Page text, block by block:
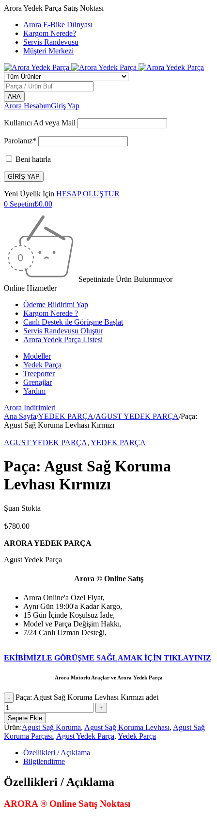
Arora Yedek Parça Satış Noktası
Arora E-Bike Dünyası
Kargom Nerede?
Servis Randevusu
Müşteri Merkezi
Arora HesabımGiriş Yap
Kullanıcı Ad veya Mail
Parolanız*
Beni hatırla
Yeni Üyelik İçin HESAP OLUŞTUR
0 Sepetim₺0.00
Sepetinizde Ürün Bulunmuyor
Online Hizmetler
Ödeme Bildirimi Yap
Kargom Nerede ?
Canlı Destek ile Görüşme Başlat
Servis Randevusu Oluştur
Arora Yedek Parça Listesi
Modeller
Yedek Parça
Treeporter
Grenajlar
Yardım
Arora İndirimleri
Ana Sayfa/YEDEK PARÇA/AGUST YEDEK PARÇA/Paça:
Agust Sağ Koruma Levhası Kırmızı
AGUST YEDEK PARÇA, YEDEK PARÇA
Paça: Agust Sağ Koruma
Levhası Kırmızı
Şuan Stokta
₺780.00
ARORA YEDEK PARÇA
Agust Yedek Parça
Arora © Online Satış
Arora Online'a Özel Fiyat,
Aynı Gün 19:00'a Kadar Kargo,
15 Gün İçinde Koşulsuz İade,
Model ve Parça Değişim Hakkı,
7/24 Canlı Uzman Desteği,
EKİBİMİZLE GÖRÜŞME SAĞLAMAK İÇİN TIKLAYINIZ
Arora Motorlu Araçlar ve Arora Yedek Parça
Paça: Agust Sağ Koruma Levhası Kırmızı adet
Sepete Ekle
Ürün:Agust Sağ Koruma, Agust Sağ Koruma Levhası, Agust Sağ
Koruma Parçası, Agust Yedek Parça, Yedek Parça
Özellikleri / Açıklama
Bilgilendirme
Özellikleri / Açıklama
ARORA ® Online Satış Noktası